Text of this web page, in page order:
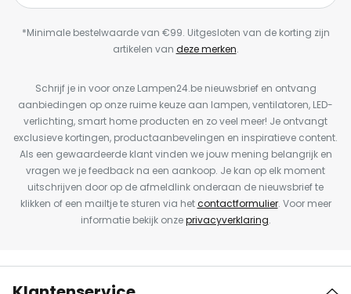
*Minimale bestelwaarde van €99. Uitgesloten van de korting zijn
artikelen van deze merken.
Schrijf je in voor onze Lampen24.be nieuwsbrief en ontvang
aanbiedingen op onze ruime keuze aan lampen, ventilatoren, LED-
verlichting, smart home producten en zo veel meer! Je ontvangt
exclusieve kortingen, productaanbevelingen en inspiratieve content.
Als een gewaardeerde klant vinden we jouw mening belangrijk en
vragen we je feedback na een aankoop. Je kan op elk moment
uitschrijven door op de afmeldlink onderaan de nieuwsbrief te
klikken of een mailtje te sturen via hetcontactformulier. Voor meer
informatie bekijk onzeprivacyverklaring.